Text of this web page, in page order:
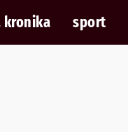
kronika sport